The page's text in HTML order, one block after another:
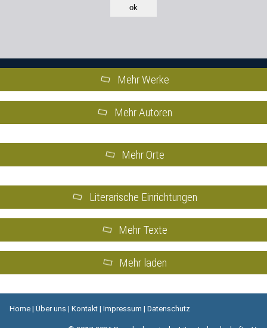
ok
Mehr Werke
Mehr Autoren
Mehr Orte
Literarische Einrichtungen
Mehr Texte
Mehr laden
Home | Über uns | Kontakt | Impressum | Datenschutz